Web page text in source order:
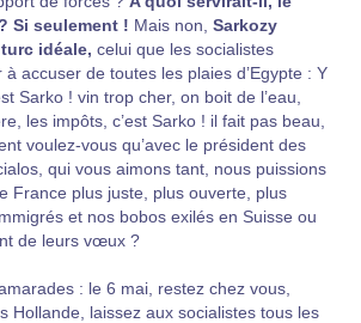
Si seulement ! Mais non, Sarkozy
idéale, celui que les socialistes
accuser de toutes les plaies d’Egypte : Y
Sarko ! vin trop cher, on boit de l’eau,
les impôts, c’est Sarko ! il fait pas beau,
voulez-vous qu’avec le président des
qui vous aimons tant, nous puissions
France plus juste, plus ouverte, plus
et nos bobos exilés en Suisse ou
de leurs vœux ?
: le 6 mai, restez chez vous,
Hollande, laissez aux socialistes tous les